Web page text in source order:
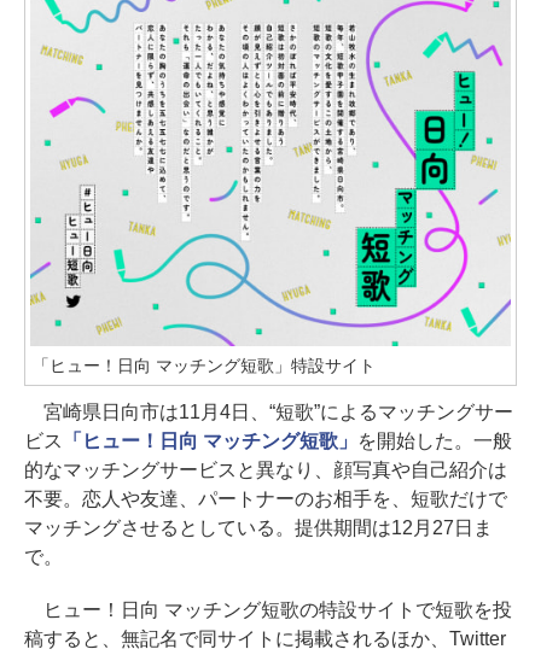
「ヒュー！日向 マッチング短歌」特設サイト
宮崎県日向市は11月4日、“短歌”によるマッチングサー
ビス
「ヒュー！日向 マッチング短歌」
を開始した。一般
的なマッチングサービスと異なり、顔写真や自己紹介は
不要。恋人や友達、パートナーのお相手を、短歌だけで
マッチングさせるとしている。提供期間は12月27日ま
で。
ヒュー！日向 マッチング短歌の特設サイトで短歌を投
稿すると、無記名で同サイトに掲載されるほか、Twitter